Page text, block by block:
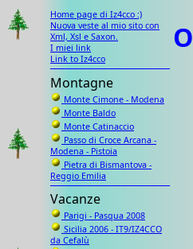
Home page di Iz4cco :)
Nuova veste al mio sito con
Xml, Xsl e Saxon.
I miei link
Link to Iz4cco
Montagne
Monte Cimone - Modena
Monte Baldo
Monte Catinaccio
Passo di Croce Arcana -
Modena - Pistoia
Pietra di Bismantova -
Reggio Emilia
Vacanze
Parigi - Pasqua 2008
Sicilia 2006 - IT9/IZ4CCO
da Cefalù
O